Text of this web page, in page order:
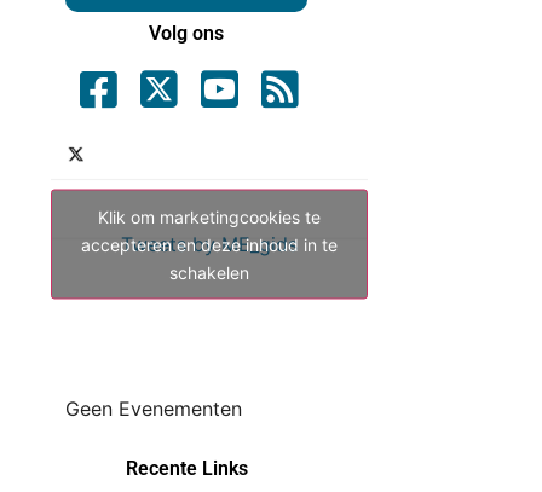
Volg ons
Tweets by ME_gids
Klik om marketingcookies te
accepteren en deze inhoud in te
schakelen
Geen Evenementen
Recente Links